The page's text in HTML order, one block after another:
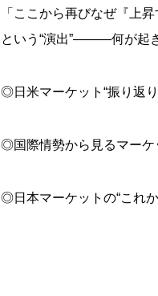
「ここから再びなぜ『上
という“演出”―――何が起
◎日米マーケット“振り返
◎国際情勢から見るマーケ
◎日本マーケットの“これ